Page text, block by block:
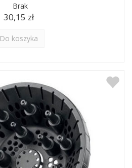
Brak
30,15 zł
Do koszyka